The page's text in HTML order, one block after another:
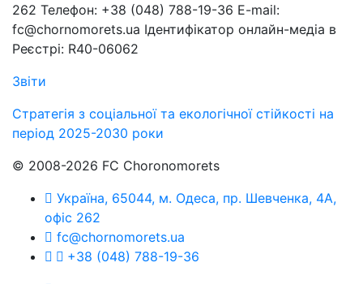
262 Телефон: +38 (048) 788-19-36 E-mail:
fc@chornomorets.ua Ідентифікатор онлайн-медіа в
Реєстрі: R40-06062
Звіти
Стратегія з соціальної та екологічної стійкості на
період 2025-2030 роки
© 2008-2026 FC Choronomorets
Україна, 65044, м. Одеса, пр. Шевченка, 4А,
офіс 262
fc@chornomorets.ua
+38 (048) 788-19-36